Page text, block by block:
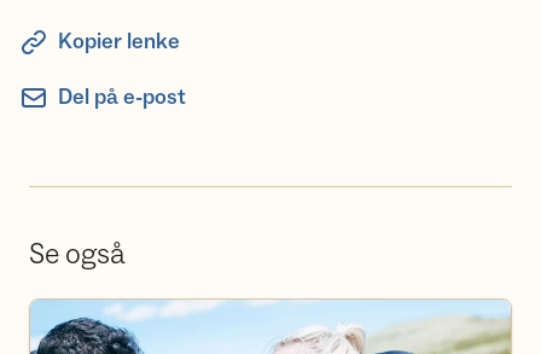
Kopier lenke
Del på e-post
Se også
Bli frivillig